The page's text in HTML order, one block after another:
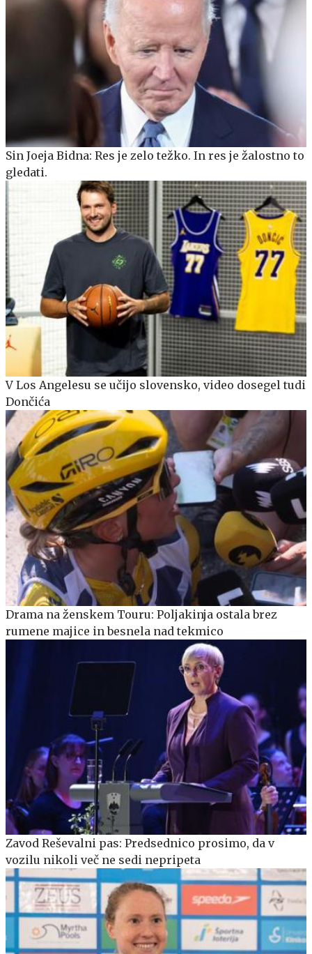
Sin Joeja Bidna: Res je zelo težko. In res je žalostno to
gledati.
V Los Angelesu se učijo slovensko, video dosegel tudi
Dončića
Drama na ženskem Touru: Poljakinja ostala brez
rumene majice in besnela nad tekmico
Zavod Reševalni pas: Predsednico prosimo, da v
vozilu nikoli več ne sedi nepripeta